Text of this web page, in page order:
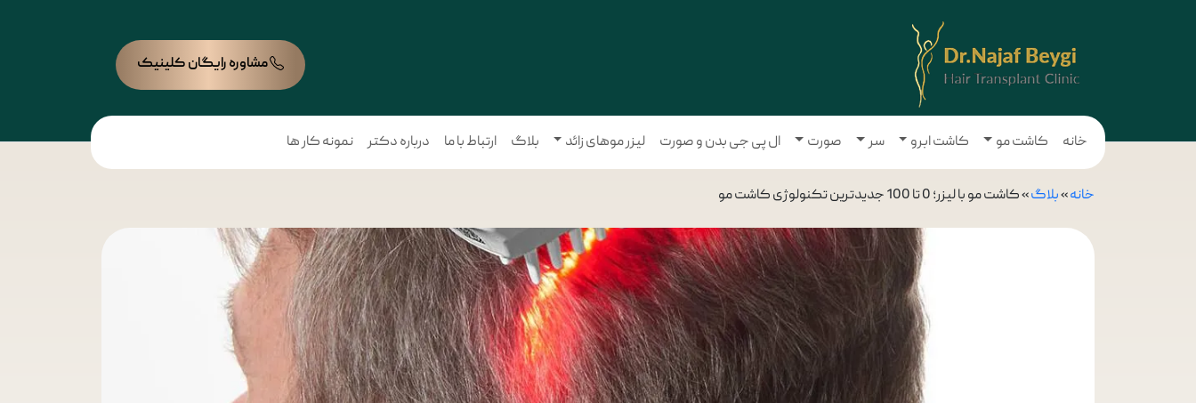
مشاوره رایگان کلینیک
خانه کاشت مو کاشت ابرو سر صورت ال پی جی بدن و صورت لیزر موهای زائد بلاگ ارتباط با ما درباره دکتر نمونه کار ها
خانه»بلاگ»کاشت مو با لیزر؛ 0 تا 100 جدیدترین تکنولوژی کاشت مو